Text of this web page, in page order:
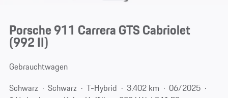
Porsche 911 Carrera GTS Cabriolet
(992 II)
Gebrauchtwagen
Schwarz
Schwarz T-Hybrid 3.402 km
06/2025